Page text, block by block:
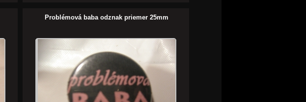
Problémová baba odznak priemer 25mm